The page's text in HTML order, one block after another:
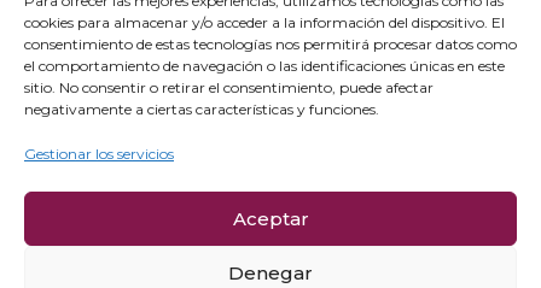
cookies para almacenar y/o acceder a la información del dispositivo. El
consentimiento de estas tecnologías nos permitirá procesar datos como
el comportamiento de navegación o las identificaciones únicas en este
sitio. No consentir o retirar el consentimiento, puede afectar
negativamente a ciertas características y funciones.
Gestionar los servicios
Aceptar
Denegar
Agenda cultural
Preguntas frecuentes
Grupos privados
Política de privacidad
Política de cookies